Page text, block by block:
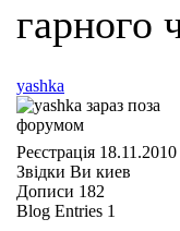
гарного
yashka
Реєстрація 18.11.2010
Звідки Ви киев
Дописи 182
Blog Entries 1